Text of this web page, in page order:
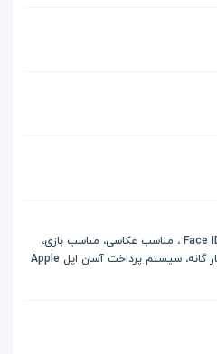
فبلت، دارای حسگر تشخیص چهره Face ID ، مناسب عکاسی، مناسب بازی،
مقاوم در برابر آب، دوربین اصلی چهار گانه، سیستم پرداخت آسان اپل Apple